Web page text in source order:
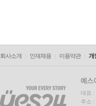
회사소개 인재채용 이용약관 개
대표 :
주소